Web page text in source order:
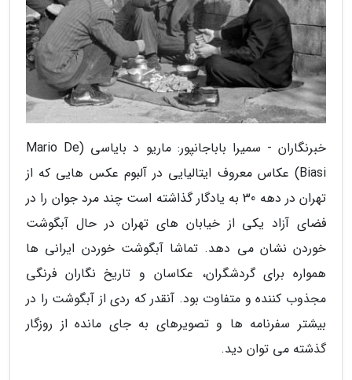
خبرنگاران - سمیرا باباجانپور: ماریو د بایاسی (Mario De
Biasi) عکاس معروف ایتالیایی در آلبوم عکس هایی که از
تهران در دهه 30 به یادگار گذاشته است چند مرد جوان را در
فضای آزاد یکی از خیابان های تهران در حال آبگوشت
خوردن نشان می دهد. تماشا آبگوشت خوردن ایرانی ها
همواره برای گردشگران، عکاسان و تاریخ نگاران فرنگی
مجذوب کننده و متفاوت بود. آنقدر که ردی از آبگوشت را در
بیشتر سفرنامه ها و تصویرهای به جای مانده از روزگار
گذشته می توان دید.